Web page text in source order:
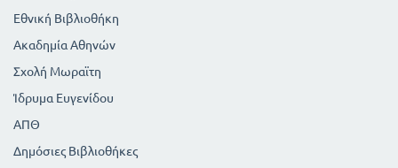
Εθνική Βιβλιοθήκη
Ακαδημία Αθηνών
Σχολή Μωραϊτη
Ίδρυμα Ευγενίδου
ΑΠΘ
Δημόσιες Βιβλιοθήκες